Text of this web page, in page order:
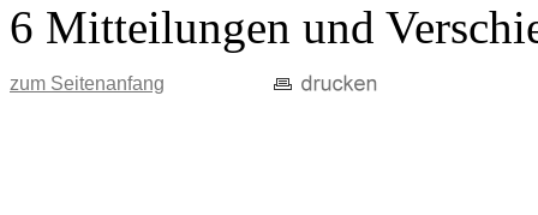
6 Mitteilungen und
zum Seitenanfang